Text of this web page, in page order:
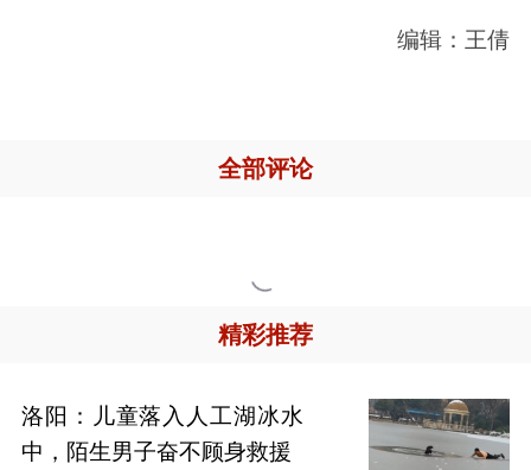
编辑：王倩
全部评论

精彩推荐
洛阳：儿童落入人工湖冰水
中，陌生男子奋不顾身救援